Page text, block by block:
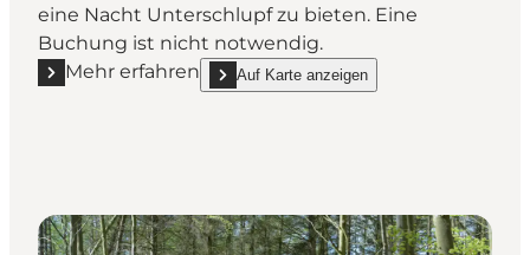
eine Nacht Unterschlupf zu bieten. Eine
Buchung ist nicht notwendig.
Mehr erfahren
Mehr erfahren "Holtug Shelter"
Auf Karte anzeigen
show Holtug Shelter on_map